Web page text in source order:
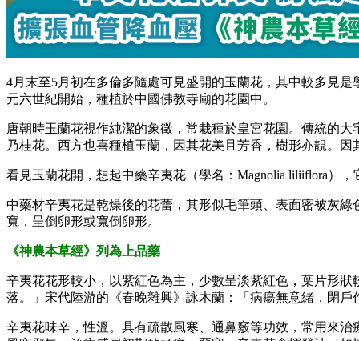
4月末至5月初在多倫多隨處可見盛開的玉蘭花，其中較多見
元六世紀開始，種植於中國佛教寺廟的花園中。
唐朝時玉蘭花視作純潔的象徵，常栽種於皇宮花園。傳統的
乃桂花。西方也喜種植玉蘭，因其花美且芳香，樹形亦靚。
看見玉蘭花開，想起中藥辛夷花（學名：Magnolia liliiflora）
中藥材辛夷花是乾燥後的花蕾，其形似毛筆頭、表面密被灰
寬，呈倒卵形或寬倒卵形。
《神農本草經》列為上品藥
辛夷花花形較小，以紫紅色為主，少數呈淡紫紅色，葉片形
落。」宋代陸游的《春晚雜興》詠木蘭：「病瘍無意緒，閉
辛夷花味辛，性溫。具有疏散風寒、通鼻竅等功效，常用來